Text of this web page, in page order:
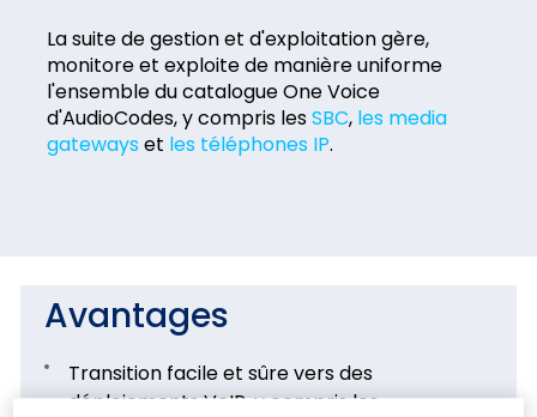
La suite de gestion et d'exploitation gère,
monitore et exploite de manière uniforme
l'ensemble du catalogue One Voice
d'AudioCodes, y compris lesSBC, les media
gatewayset les téléphones IP.
Avantages
Transition facile et sûre vers des
déploiements VoIP, y compris les